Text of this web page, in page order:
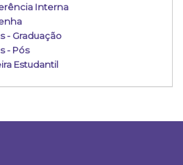
Interna
- Graduação
- Pós
Estudantil